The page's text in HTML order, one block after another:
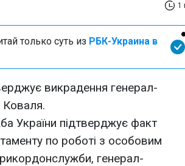
1
только суть из РБК-Украина в
викрадення генерал-
України підтверджує факт
по роботі з особовим
генерал-